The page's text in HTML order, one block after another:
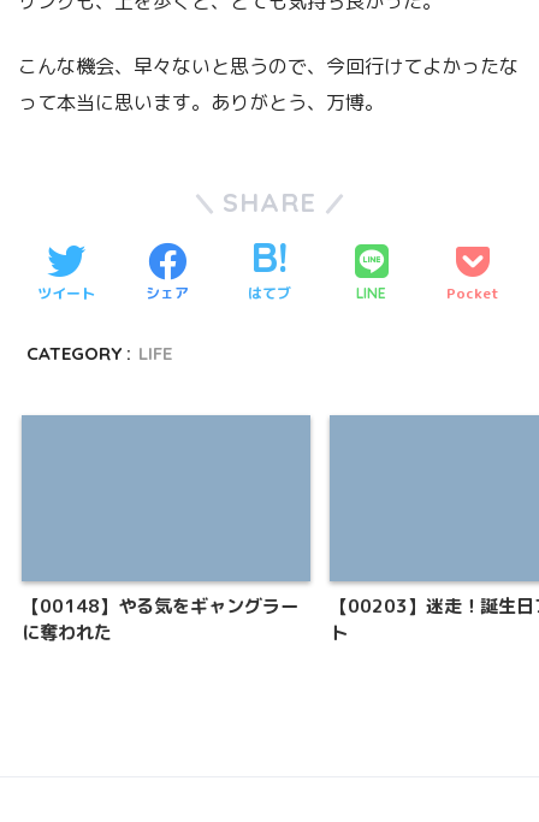
こんな機会、早々ないと思うので、今回行けてよかったな
って本当に思います。ありがとう、万博。
SHARE
ツイート シェア はてブ LINE Pocket
CATEGORY : LIFE
【00148】やる気をギャングラー
に奪われた
【00203】迷走！誕生
ト